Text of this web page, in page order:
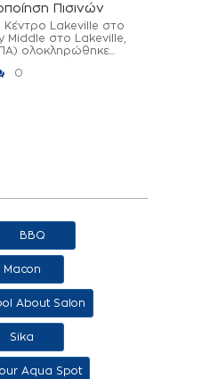
Πισινών
Κέντρο Lakeville στο
Middle στο Lakeville,
ολοκληρώθηκε...
0
BBQ
Macon
About Salon
Sika
Aqua Spot